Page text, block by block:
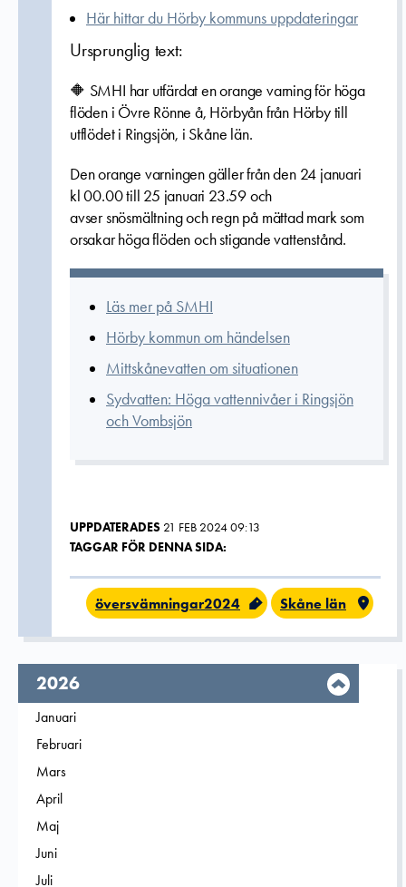
Här hittar du Hörby kommuns uppdateringar
Ursprunglig text:
🔶 SMHI har utfärdat en orange varning för höga
flöden i Övre Rönne å, Hörbyån från Hörby till
utflödet i Ringsjön, i Skåne län.
Den orange varningen gäller från den 24 januari
kl 00.00 till 25 januari 23.59 och
avser snösmältning och regn på mättad mark som
orsakar höga flöden och stigande vattenstånd.
Läs mer på SMHI
Hörby kommun om händelsen
Mittskånevatten om situationen
Sydvatten: Höga vattennivåer i Ringsjön
och Vombsjön
UPPDATERADES 21 FEB 2024 09:13
TAGGAR FÖR DENNA SIDA:
översvämningar2024 Skåne län
År,
2026
Filtrera på
Januari
Filtrera på
Februari
Filtrera på
Mars
Filtrera på
April
Filtrera på
Maj
Filtrera på
Juni
Filtrera på
Juli